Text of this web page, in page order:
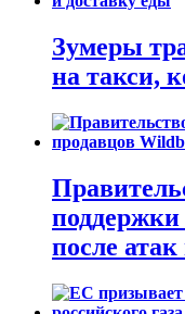
Зумеры
на такси,
после